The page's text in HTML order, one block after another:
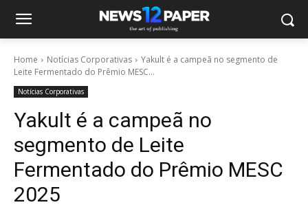
Home Notícias Corporativas
Yakult é a campeã no segmento de
Leite Fermentado do Prêmio MESC...
Notícias Corporativas
Yakult é a campeã no
segmento de Leite
Fermentado do Prêmio MESC
2025